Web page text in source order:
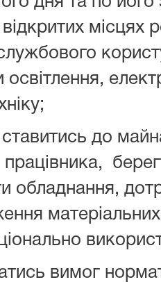
місцях
до
обладнання,
вимог